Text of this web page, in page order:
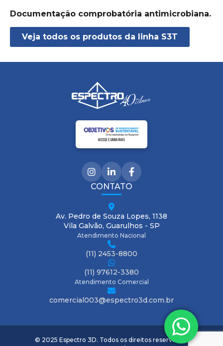
Documentação comprobatória antimicrobiana.
Veja todos os produtos da linha S3T
CONTATO
Av. Pedro de Souza Lopes, 1138
Vila Galvão, Guarulhos - SP
Atendimento Nacional
(11) 2453-8800
(11) 97612-3380
Atendimento Comercial
comercial003@espectro3d.com.br
© 2025 Espectro 3D. Todos os direitos reservados.